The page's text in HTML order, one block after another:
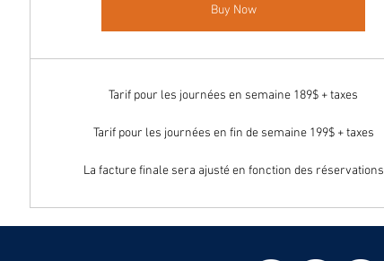
Buy Now
Tarif pour les journées en semaine 189$ + taxes
Tarif pour les journées en fin de semaine 199$ + taxes
La facture finale sera ajusté en fonction des réservations